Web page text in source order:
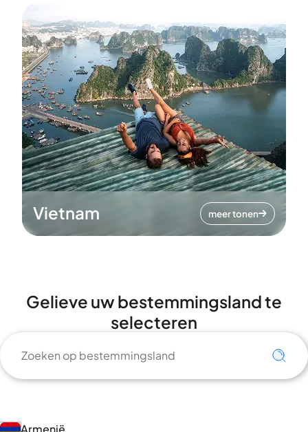
Vietnam meer tonen
Gelieve uw bestemmingsland te
selecteren
Armenië